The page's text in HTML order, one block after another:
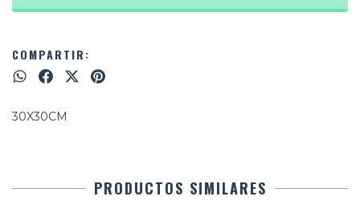
COMPARTIR:
30X30CM
PRODUCTOS SIMILARES